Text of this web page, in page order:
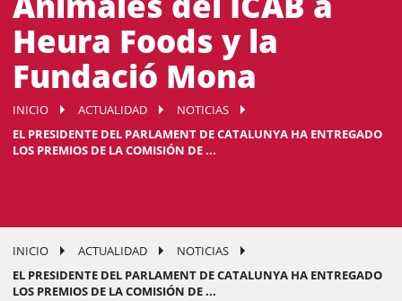
Heura Foods y la
Fundació Mona
INICIO ACTUALIDAD
NOTICIAS
EL PRESIDENTE DEL PARLAMENT DE CATALUNYA HA ENTREGADO
LOS PREMIOS DE LA COMISIÓN DE ...
INICIO ACTUALIDAD
NOTICIAS
EL PRESIDENTE DEL PARLAMENT DE CATALUNYA HA ENTREGADO
LOS PREMIOS DE LA COMISIÓN DE ...